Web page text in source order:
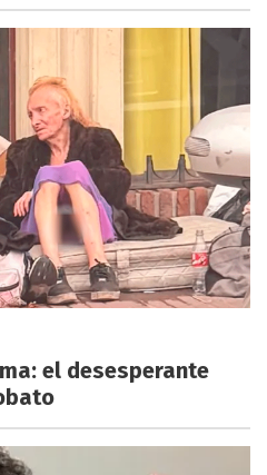
el desesperante